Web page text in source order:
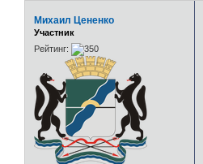
Михаил Цененко
Участник
Рейтинг: